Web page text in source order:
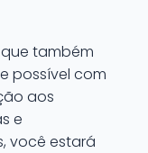
que também
possível com
aos
e
você estará